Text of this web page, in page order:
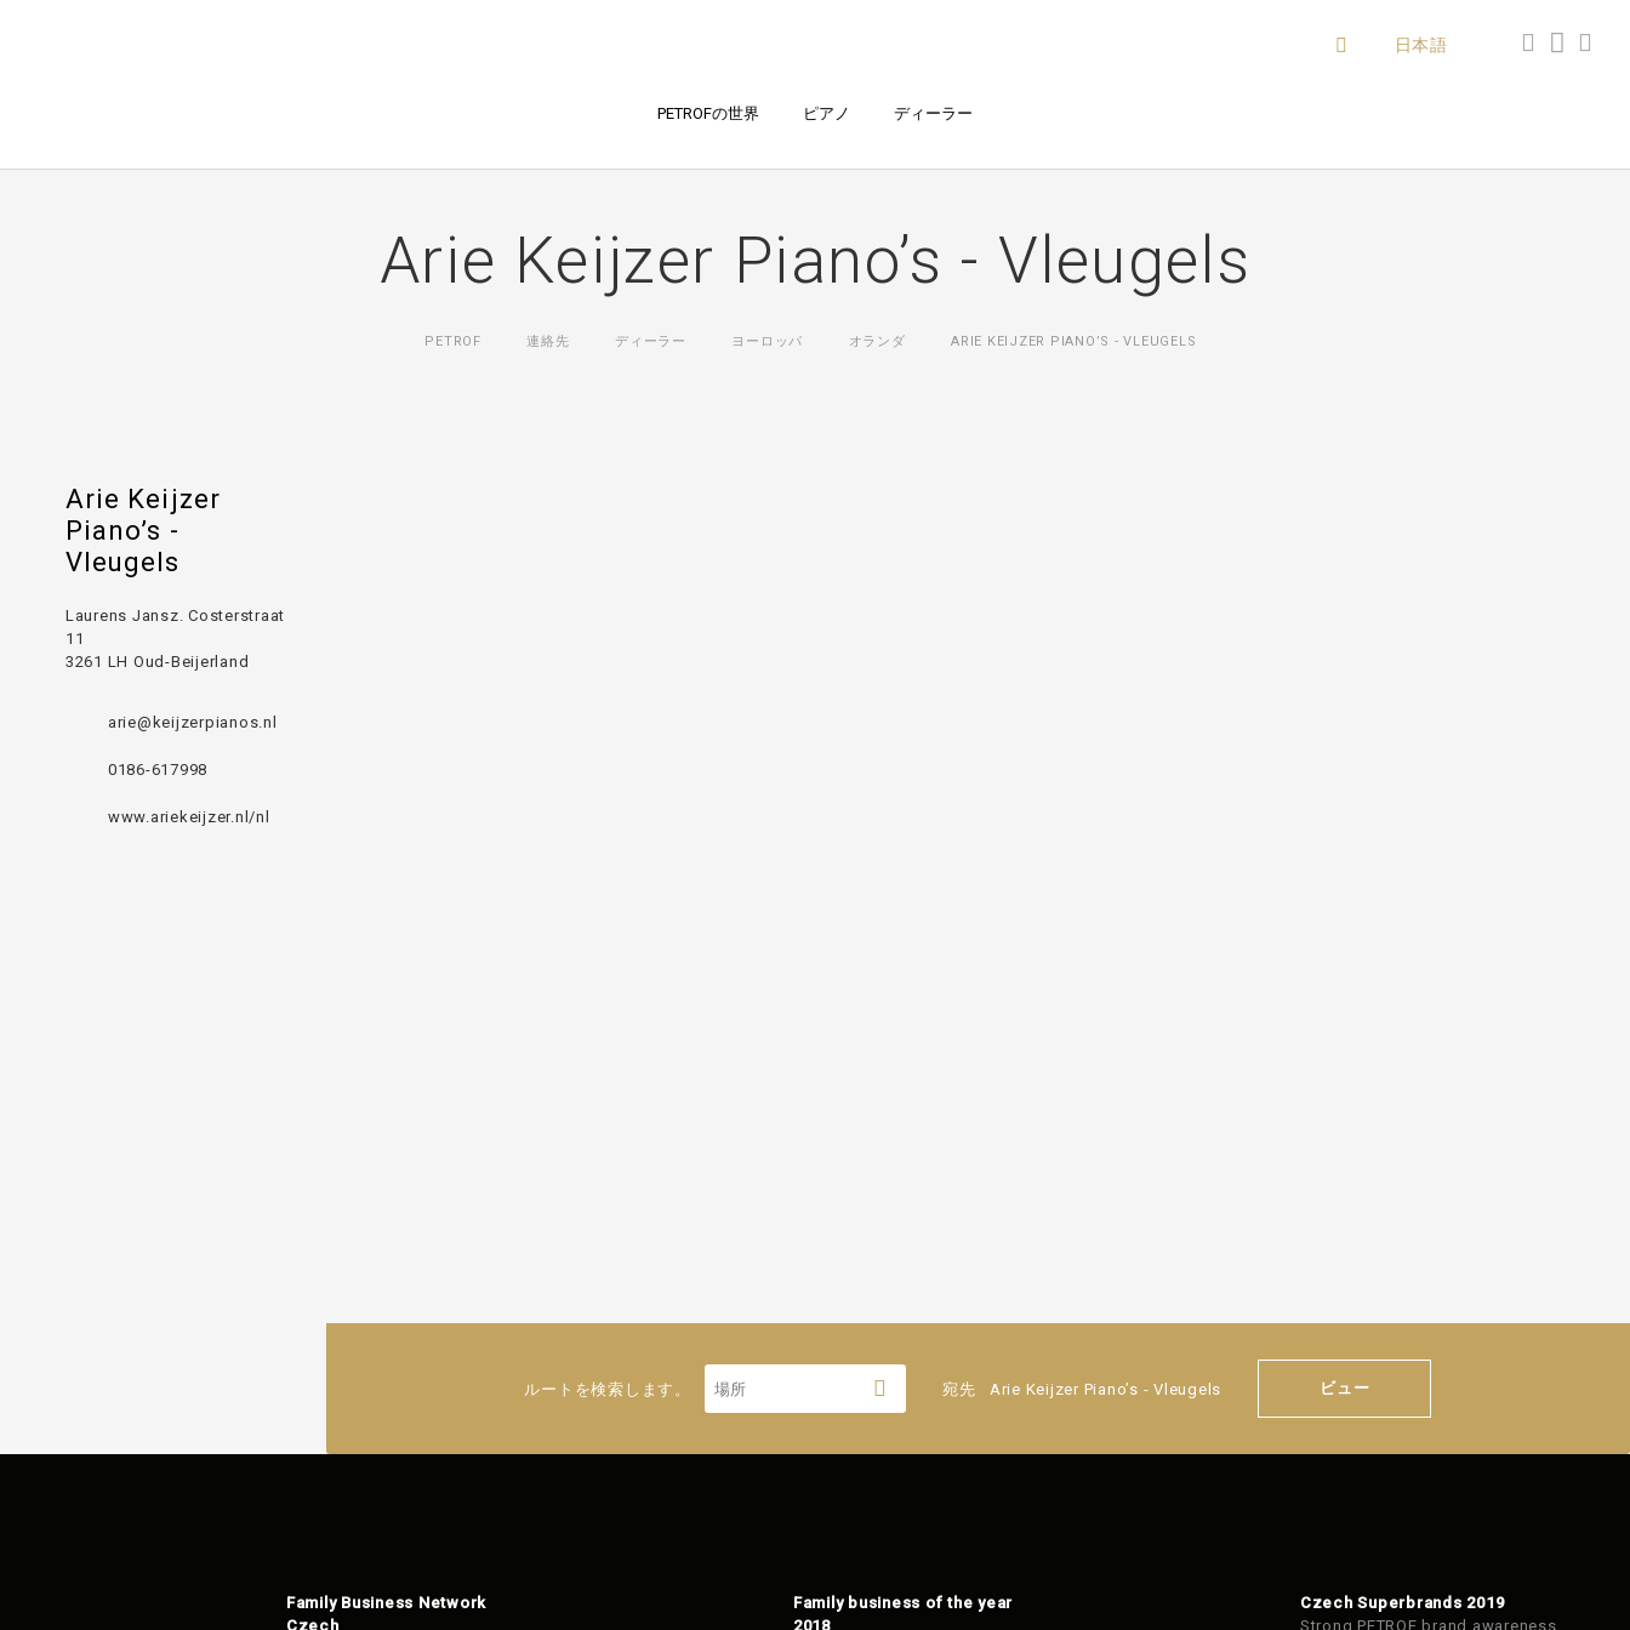
PETROFの世界 ピアノ ディーラー
日本語
Arie Keijzer Piano’s - Vleugels
PETROF 連絡先 ディーラー ヨーロッパ オランダ ARIE KEIJZER PIANO’S - VLEUGELS
Arie Keijzer
Piano’s -
Vleugels
Laurens Jansz. Costerstraat
11
3261 LH Oud-Beijerland
arie@keijzerpianos.nl
0186-617998
www.ariekeijzer.nl/nl
ルートを検索します。 宛先 Arie Keijzer Piano’s - Vleugels ビュー
Family Business Network
Czech
Family business of the year
2018
Czech Superbrands 2019
Strong PETROF brand awareness